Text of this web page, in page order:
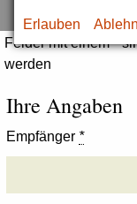
Erlauben
Felder mit einem *
werden
Ihre Angaben
Empfänger *